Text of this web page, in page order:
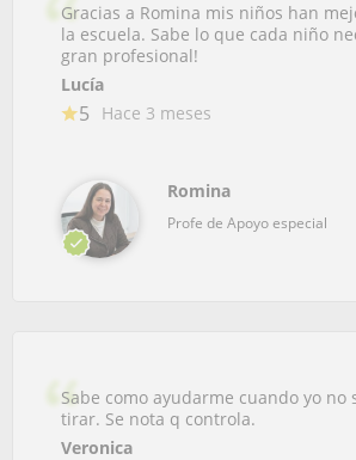
Gracias a Romina mis niños han
la escuela. Sabe lo que cada niño
gran profesional!
Lucía
5 Hace 3 meses
Romina
Profe de Apoyo especial
Sabe como ayudarme cuando yo no
tirar. Se nota q controla.
Veronica